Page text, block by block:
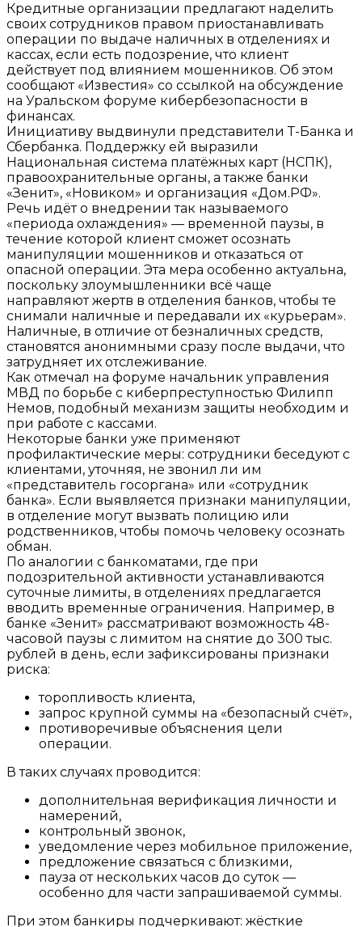
Кредитные организации предлагают наделить
своих сотрудников правом приостанавливать
операции по выдаче наличных в отделениях и
кассах, если есть подозрение, что клиент
действует под влиянием мошенников. Об этом
сообщают «Известия» со ссылкой на обсуждение
на Уральском форуме кибербезопасности в
финансах.
Инициативу выдвинули представителиТ-Банка и
Сбербанка. Поддержку ей выразили
Национальная система платёжных карт (НСПК),
правоохранительные органы, а также банки
«Зенит», «Новиком» и организация «Дом.РФ».
Речь идёт о внедрении так называемого
«периода охлаждения» — временной паузы, в
течение которой клиент сможет осознать
манипуляции мошенников и отказаться от
опасной операции. Эта мера особенно актуальна,
поскольку злоумышленники всё чаще
направляют жертв в отделения банков, чтобы те
снимали наличные и передавали их «курьерам».
Наличные, в отличие от безналичных средств,
становятся анонимными сразу после выдачи, что
затрудняет их отслеживание.
Как отмечал на форуме начальник управления
МВД по борьбе с киберпреступностью Филипп
Немов, подобный механизм защиты необходим и
при работе с кассами.
Некоторые банки уже применяют
профилактические меры: сотрудники беседуют с
клиентами, уточняя, не звонил ли им
«представитель госоргана» или «сотрудник
банка». Если выявляется признаки манипуляции,
в отделение могут вызвать полицию или
родственников, чтобы помочь человеку осознать
обман.
По аналогии с банкоматами, где при
подозрительной активности устанавливаются
суточные лимиты, в отделениях предлагается
вводить временные ограничения. Например, в
банке «Зенит» рассматривают возможность 48-
часовой паузы с лимитом на снятие до 300 тыс.
рублей в день, если зафиксированы признаки
риска:
торопливость клиента,
запрос крупной суммы на «безопасный счёт»,
противоречивые объяснения цели
операции.
В таких случаях проводится:
дополнительная верификация личности и
намерений,
контрольный звонок,
уведомление через мобильное приложение,
предложение связаться с близкими,
пауза от нескольких часов до суток —
особенно для части запрашиваемой суммы.
При этом банкиры подчеркивают: жёсткие